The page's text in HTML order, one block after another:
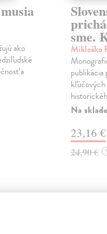
ako
a
sme.
Mikloško
publikácia
Na sklade
23,16 €
24,90 €
si